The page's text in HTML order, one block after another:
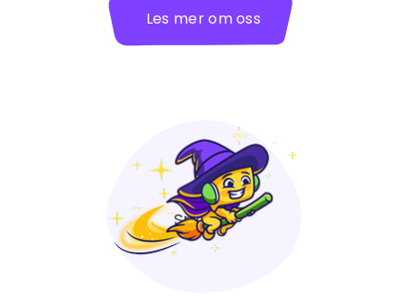
Les mer om oss
4,7
Spotify